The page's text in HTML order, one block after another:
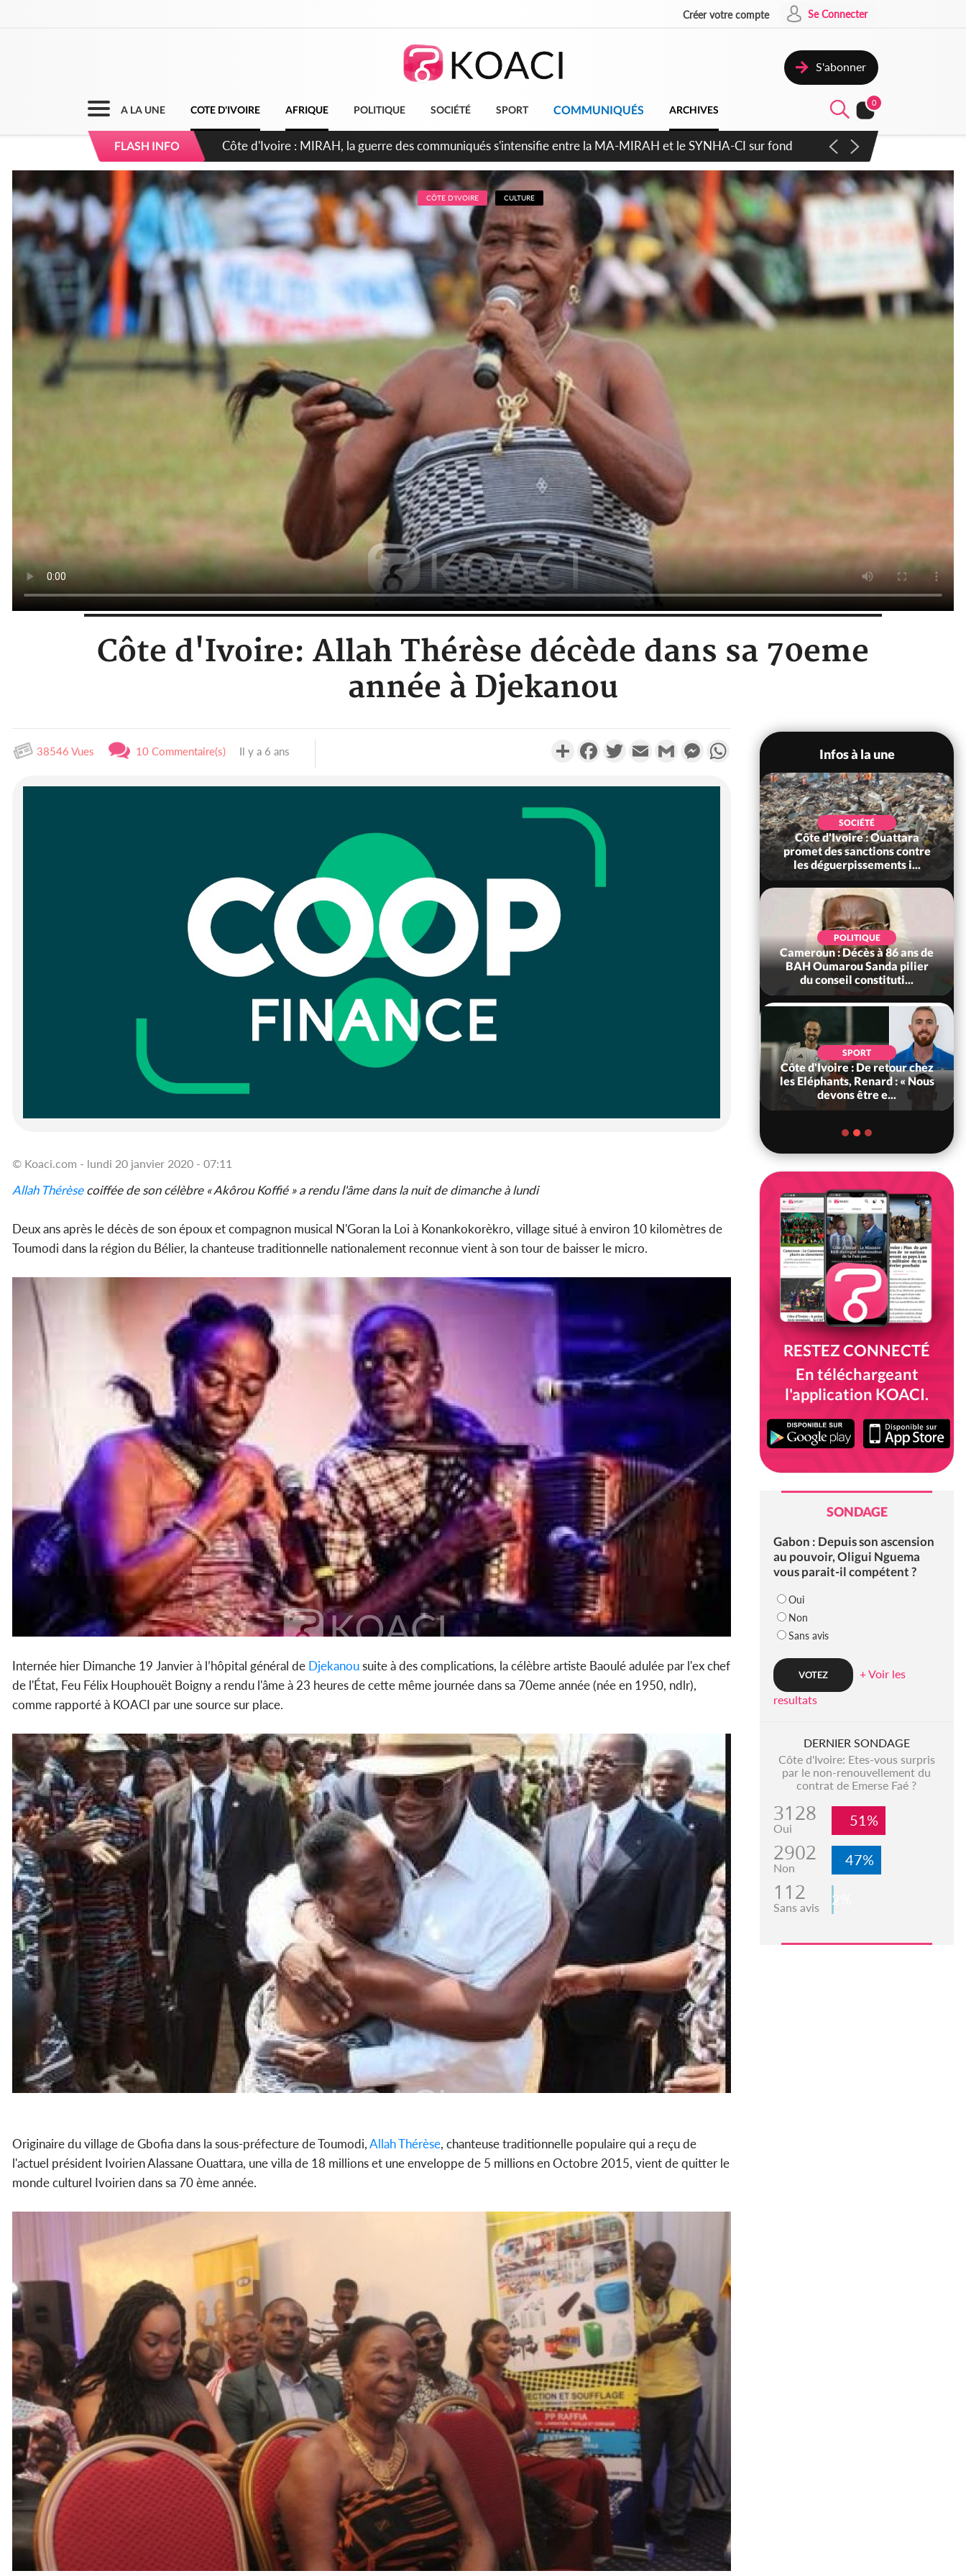
Créer votre compte Se Connecter
S'abonner
A LA UNE COTE D'IVOIRE AFRIQUE POLITIQUE SOCIÉTÉ SPORT COMMUNIQUÉS ARCHIVES
0
FLASH INFO Côte d'Ivoire : Indépendance 2026, Thiam plaide pour un environnement démocratique plus apaisé
CÔTE D'IVOIRE CULTURE
Côte d'Ivoire: Allah Thérèse décède dans sa 70eme
année à Djekanou
38546 Vues 10 Commentaire(s) Il y a 6 ans PartagerFacebookTwitterEmail Gmail MessengerWhatsApp
© Koaci.com - lundi 20 janvier 2020 - 07:11
Allah Thérèsecoiffée de son célèbre « Akôrou Koffié » a rendu l'âme dans la nuit de dimanche à lundi
Deux ans après le décès de son époux et compagnon musical N'Goran la Loi à Konankokorèkro, village situé à environ 10 kilomètres de
Toumodi dans la région du Bélier, la chanteuse traditionnelle nationalement reconnue vient à son tour de baisser le micro.
Internée hier Dimanche 19 Janvier à l’hôpital général de Djekanousuite à des complications, la célèbre artiste Baoulé adulée par l'ex chef
de l'État, Feu Félix Houphouët Boigny a rendu l'âme à 23 heures de cette même journée dans sa 70eme année (née en 1950, ndlr),
comme rapporté à KOACI par une source sur place.
Originaire du village de Gbofia dans la sous-préfecture de Toumodi,Allah Thérèse, chanteuse traditionnelle populaire qui a reçu de
l'actuel président Ivoirien Alassane Ouattara, une villa de 18 millions et une enveloppe de 5 millions en Octobre 2015, vient de quitter le
monde culturel Ivoirien dans sa 70 ème année.
Infos à la une
Côte d'Ivoire : Après le pari
réussi du 66e anniversaire,
Adama Bictogo : «...
POLITIQUE
Côte d'Ivoire : 66e
anniversaire de
l'Indépendance, les Forces de
Défense e...
Côte d'Ivoire : Ouattara
promet des sanctions contre
SOCIÉTÉ
Côte d'Ivoire : Rentrée
Scolaire 2026-2027,
l'inscription sans frais au
Pré...
SOCIÉTÉ
Côte d'Ivoire : Indépendance
à Grand-Béréby, le Sous-
Préfet exhorte les pop...
POLITIQUE
Bénin : L'ancien président
Patrice Talon élu à la tête du
Sénat
RESTEZ CONNECTÉ
En téléchargeant
l'application KOACI.
SONDAGE
Gabon : Depuis son ascension
au pouvoir, Oligui Nguema
vous parait-il compétent ?
Oui
Non
Sans avis
+ Voir les
resultats
DERNIER SONDAGE
Côte d'Ivoire: Etes-vous surpris
par le non-renouvellement du
contrat de Emerse Faé ?
3128
Oui 51%
2902
Non 47%
112
Sans avis 2%